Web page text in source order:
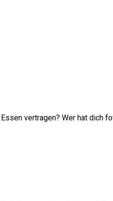
vertragen? Wer hat dich